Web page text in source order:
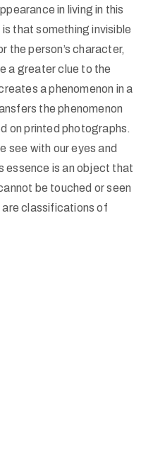
in living in this
that something invisible
the person’s character,
a greater clue to the
a phenomenon in a
the phenomenon
on printed photographs.
see with our eyes and
essence is an object that
be touched or seen
are classifications of